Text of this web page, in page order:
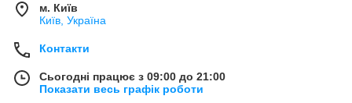
м. Київ
Київ, Україна
Контакти
Сьогодні працює з 09:00 до 21:00
Показати весь графік роботи